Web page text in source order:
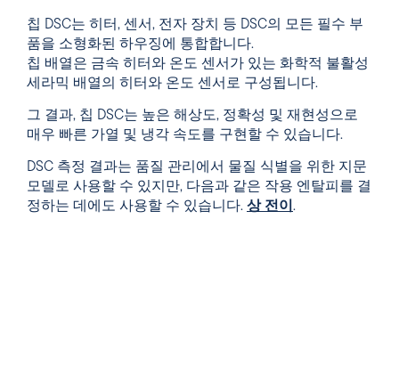
칩 DSC는 히터, 센서, 전자 장치 등 DSC의 모든 필수 부
품을 소형화된 하우징에 통합합니다.
칩 배열은 금속 히터와 온도 센서가 있는 화학적 불활성
세라믹 배열의 히터와 온도 센서로 구성됩니다.
그 결과, 칩 DSC는 높은 해상도, 정확성 및 재현성으로
매우 빠른 가열 및 냉각 속도를 구현할 수 있습니다.
DSC 측정 결과는 품질 관리에서 물질 식별을 위한 지문
모델로 사용할 수 있지만, 다음과 같은 작용 엔탈피를 결
정하는 데에도 사용할 수 있습니다. 상 전이 .